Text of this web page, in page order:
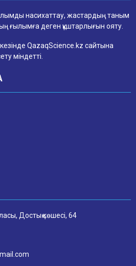
насихаттау, жастардың таным
ғылымға деген құштарлығын ояту.
QazaqScience.kz сайтына
міндетті.
Достық көшесі, 64